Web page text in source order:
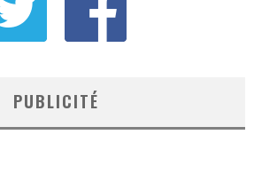
PUBLICITÉ